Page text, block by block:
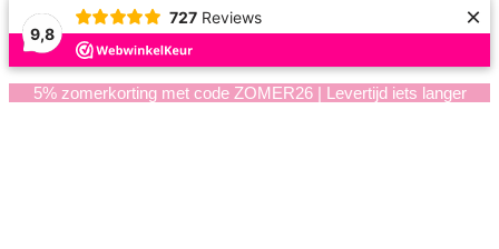
9,8
727 Reviews ×
5% zomerkorting met code ZOMER26 | Levertijd iets langer